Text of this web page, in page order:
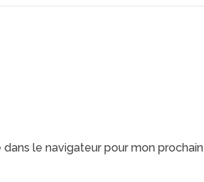
le navigateur pour mon prochain